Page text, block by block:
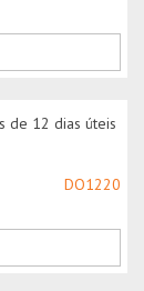
DO1220